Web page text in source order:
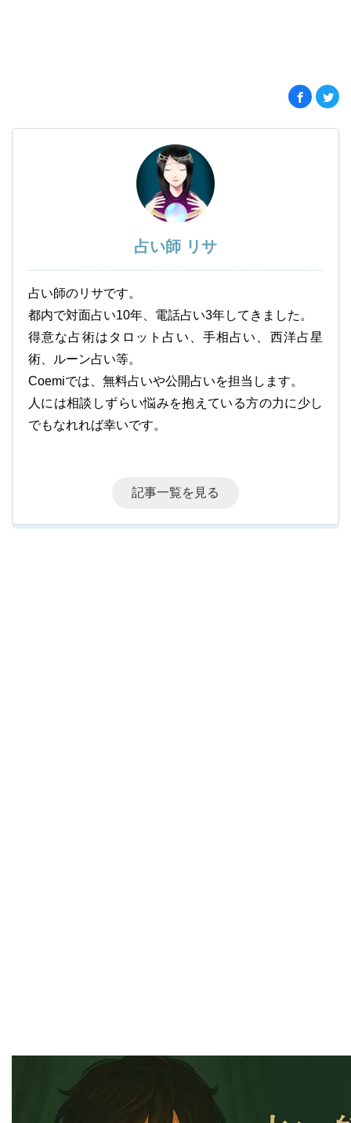
占い師 リサ
占い師のリサです。
都内で対面占い10年、電話占い3年してきました。
得意な占術はタロット占い、手相占い、西洋占星
術、ルーン占い等。
Coemiでは、無料占いや公開占いを担当します。
人には相談しずらい悩みを抱えている方の力に少し
でもなれれば幸いです。
記事一覧を見る